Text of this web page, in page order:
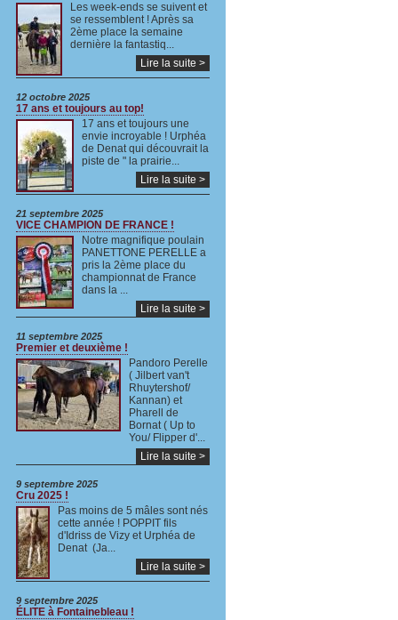
Les week-ends se suivent et
se ressemblent ! Après sa
2ème place la semaine
dernière la fantastiq...
Lire la suite >
12 octobre 2025
17 ans et toujours au top!
17 ans et toujours une
envie incroyable ! Urphéa
de Denat qui découvrait la
piste de " la prairie...
Lire la suite >
21 septembre 2025
VICE CHAMPION DE FRANCE !
Notre magnifique poulain
PANETTONE PERELLE a
pris la 2ème place du
championnat de France
dans la ...
Lire la suite >
11 septembre 2025
Premier et deuxième !
Pandoro Perelle
( Jilbert van't
Rhuytershof/
Kannan) et
Pharell de
Bornat ( Up to
You/ Flipper d'...
Lire la suite >
9 septembre 2025
Cru 2025 !
Pas moins de 5 mâles sont nés
cette année ! POPPIT fils
d'Idriss de Vizy et Urphéa de
Denat (Ja...
Lire la suite >
9 septembre 2025
ÉLITE à Fontainebleau !